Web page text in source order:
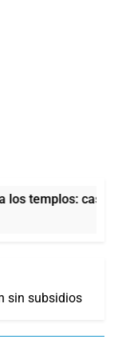
templos: casi
sin subsidios